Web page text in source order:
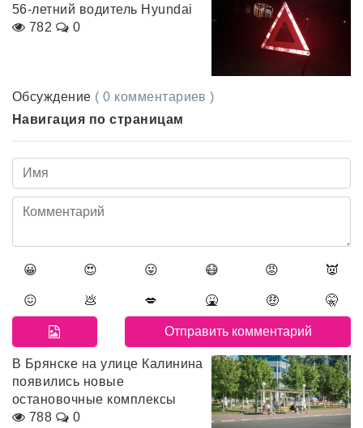
56-летний водитель Hyundai
782
0
Обсуждение ( 0 комментариев )
Навигация по страницам
😀 😍 😛 😷 😡 👿
😖 💩 💋 🤮 🤑 🤫
В Брянске на улице Калинина
появились новые
остановочные комплексы
788
0